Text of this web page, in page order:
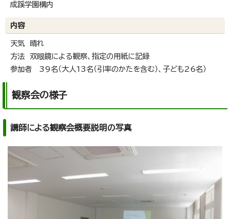
成蹊学園構内
内容
天気 晴れ
方法 双眼鏡による観察、指定の用紙に記録
参加者 39名（大人13名（引率のかたを含む）、子ども26名）
観察会の様子
講師による観察会概要説明の写真